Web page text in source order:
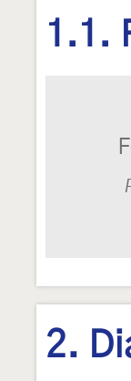
1.1.
2.